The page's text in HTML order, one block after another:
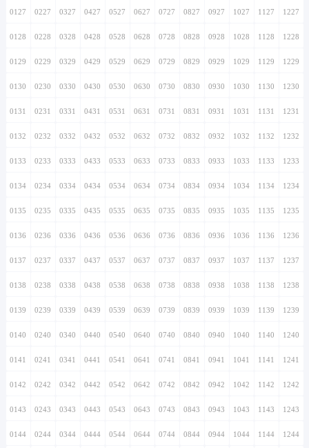
0127 0227 0327 0427 0527 0627 0727 0827 0927 1027 1127 1227
0128 0228 0328 0428 0528 0628 0728 0828 0928 1028 1128 1228
0129 0229 0329 0429 0529 0629 0729 0829 0929 1029 1129 1229
0130 0230 0330 0430 0530 0630 0730 0830 0930 1030 1130 1230
0131 0231 0331 0431 0531 0631 0731 0831 0931 1031 1131 1231
0132 0232 0332 0432 0532 0632 0732 0832 0932 1032 1132 1232
0133 0233 0333 0433 0533 0633 0733 0833 0933 1033 1133 1233
0134 0234 0334 0434 0534 0634 0734 0834 0934 1034 1134 1234
0135 0235 0335 0435 0535 0635 0735 0835 0935 1035 1135 1235
0136 0236 0336 0436 0536 0636 0736 0836 0936 1036 1136 1236
0137 0237 0337 0437 0537 0637 0737 0837 0937 1037 1137 1237
0138 0238 0338 0438 0538 0638 0738 0838 0938 1038 1138 1238
0139 0239 0339 0439 0539 0639 0739 0839 0939 1039 1139 1239
0140 0240 0340 0440 0540 0640 0740 0840 0940 1040 1140 1240
0141 0241 0341 0441 0541 0641 0741 0841 0941 1041 1141 1241
0142 0242 0342 0442 0542 0642 0742 0842 0942 1042 1142 1242
0143 0243 0343 0443 0543 0643 0743 0843 0943 1043 1143 1243
0144 0244 0344 0444 0544 0644 0744 0844 0944 1044 1144 1244